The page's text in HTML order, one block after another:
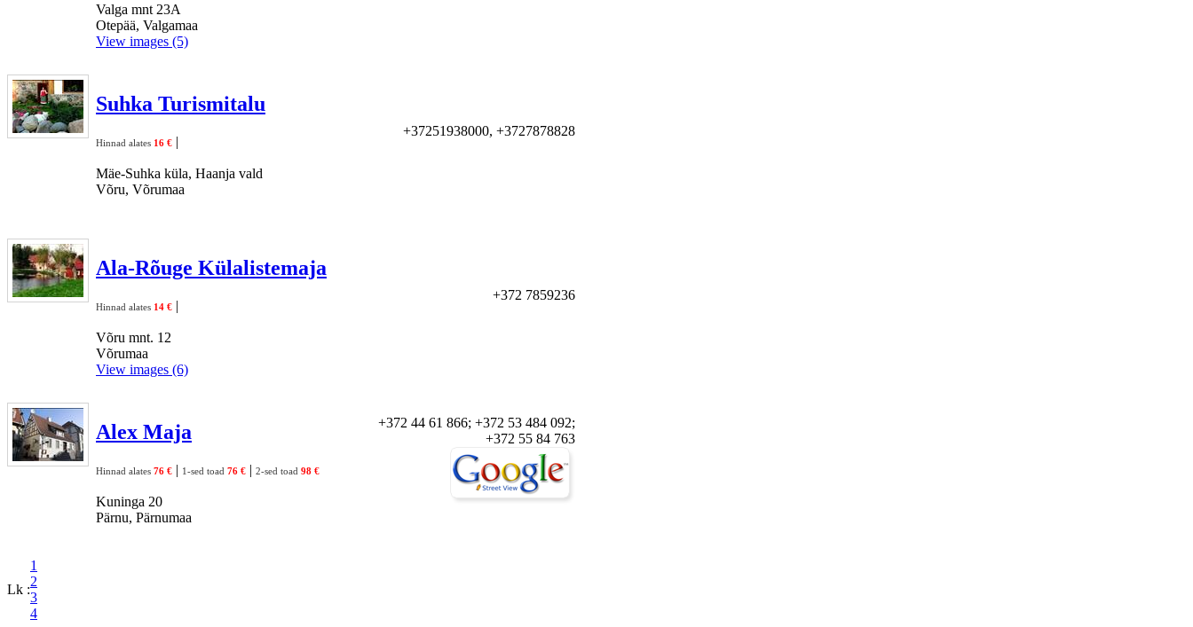
Valga mnt 23A
Otepää, Valgamaa
View images (5)
Suhka Turismitalu
Hinnad alates 16 € |
Mäe-Suhka küla, Haanja vald
Võru, Võrumaa
+37251938000, +3727878828
Ala-Rõuge Külalistemaja
Hinnad alates 14 € |
Võru mnt. 12
Võrumaa
+372 7859236
View images (6)
Alex Maja
Hinnad alates 76 € | 1-sed toad 76 € | 2-sed toad 98 €
Kuninga 20
Pärnu, Pärnumaa
+372 44 61 866; +372 53 484 092;
+372 55 84 763
Lk :
1
2
3
4